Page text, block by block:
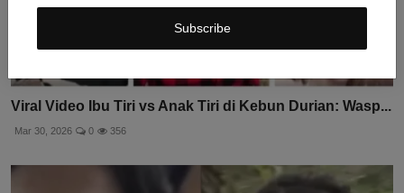
Subscribe
Viral Video Ibu Tiri vs Anak Tiri di Kebun Durian: Wasp...
Mar 30, 2026 0 356